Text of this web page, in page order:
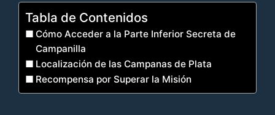
Tabla de Contenidos
Cómo Acceder a la Parte Inferior Secreta de
Campanilla
Localización de las Campanas de Plata
Recompensa por Superar la Misión